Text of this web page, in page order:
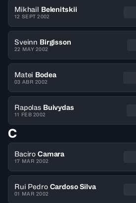
Mikhail Belenitskii
12 SEPT 2002
Sveinn Birgisson
22 MAY 2002
Matei Bodea
03 ABR 2002
Rapolas Buivydas
11 FEB 2002
C
Baciro Camara
17 MAR 2002
Rui Pedro Cardoso Silva
01 MAR 2002